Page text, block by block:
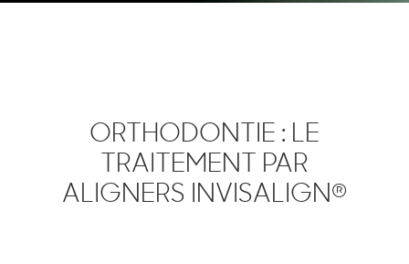
ORTHODONTIE : LE
TRAITEMENT PAR
ALIGNERS INVISALIGN ®